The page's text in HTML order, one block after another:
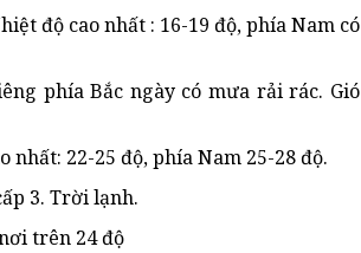
độ cao nhất : 16-19 độ, phía Nam có
phía Bắc ngày có mưa rải rác. Gió
22-25 độ, phía Nam 25-28 độ.
3. Trời lạnh.
trên 24 độ